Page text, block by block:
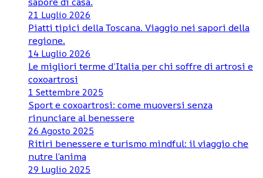
21 Luglio 2026
Piatti tipici della Toscana. Viaggio nei sapori della
regione.
14 Luglio 2026
Le migliori terme d’Italia per chi soffre di artrosi e
coxoartrosi
1 Settembre 2025
Sport e coxoartrosi: come muoversi senza
rinunciare al benessere
26 Agosto 2025
Ritiri benessere e turismo mindful: il viaggio che
nutre l’anima
29 Luglio 2025